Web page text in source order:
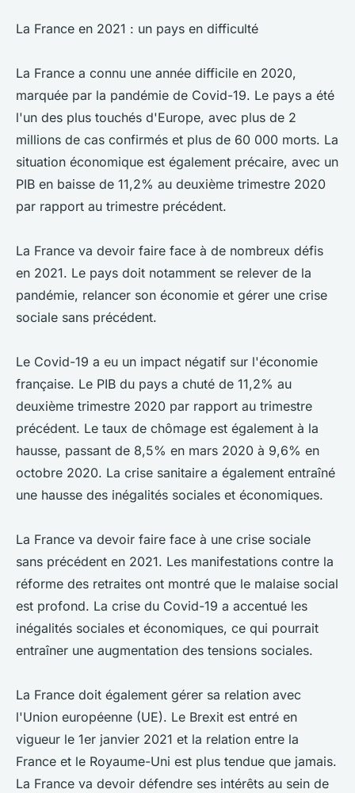
La France en 2021 : un pays en difficulté
La France a connu une année difficile en 2020,
marquée par la pandémie de Covid-19. Le pays a été
l'un des plus touchés d'Europe, avec plus de 2
millions de cas confirmés et plus de 60 000 morts. La
situation économique est également précaire, avec un
PIB en baisse de 11,2% au deuxième trimestre 2020
par rapport au trimestre précédent.
La France va devoir faire face à de nombreux défis
en 2021. Le pays doit notamment se relever de la
pandémie, relancer son économie et gérer une crise
sociale sans précédent.
Le Covid-19 a eu un impact négatif sur l'économie
française. Le PIB du pays a chuté de 11,2% au
deuxième trimestre 2020 par rapport au trimestre
précédent. Le taux de chômage est également à la
hausse, passant de 8,5% en mars 2020 à 9,6% en
octobre 2020. La crise sanitaire a également entraîné
une hausse des inégalités sociales et économiques.
La France va devoir faire face à une crise sociale
sans précédent en 2021. Les manifestations contre la
réforme des retraites ont montré que le malaise social
est profond. La crise du Covid-19 a accentué les
inégalités sociales et économiques, ce qui pourrait
entraîner une augmentation des tensions sociales.
La France doit également gérer sa relation avec
l'Union européenne (UE). Le Brexit est entré en
vigueur le 1er janvier 2021 et la relation entre la
France et le Royaume-Uni est plus tendue que jamais.
La France va devoir défendre ses intérêts au sein de